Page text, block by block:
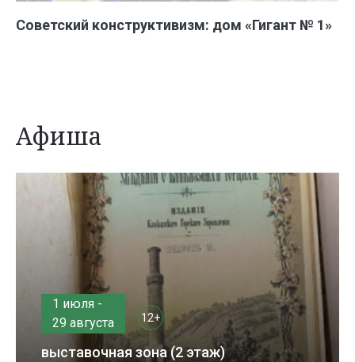
Советский конструктивизм: дом «Гигант № 1»
Афиша
1 июля -
29 августа
12+
выставочная зона (2 этаж)